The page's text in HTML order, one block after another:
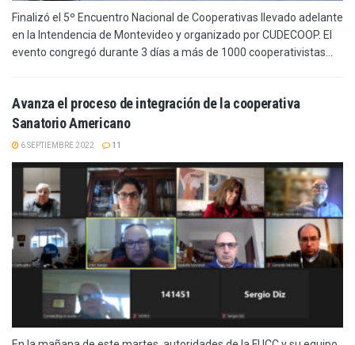
Finalizó el 5º Encuentro Nacional de Cooperativas llevado adelante
en la Intendencia de Montevideo y organizado por CUDECOOP. El
evento congregó durante 3 días a más de 1000 cooperativistas...
Avanza el proceso de integración de la cooperativa
Sanatorio Americano
6 SEPTIEMBRE 2022 11